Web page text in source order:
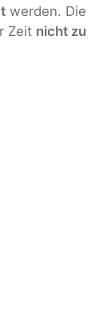
werden. Die
Zeit nicht zu